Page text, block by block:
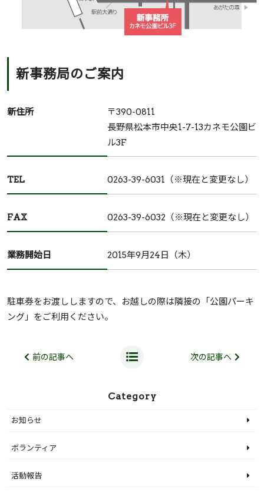
新事務局のご案内
新住所
〒390-0811
長野県松本市中央1-7-13カネモ公園ビ
ル3F
TEL 0263-39-6031（※現在と変更なし）
FAX 0263-39-6032（※現在と変更なし）
業務開始日 2015年9月24日（木）
駐車券をお渡ししますので、お越しの際は隣接の「公園パーキ
ング」をご利用ください。
前の記事へ 次の記事へ
Category
お知らせ
ボランティア
活動報告